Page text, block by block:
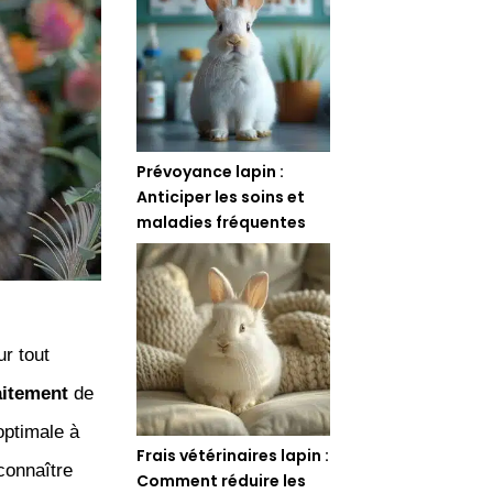
tout
de
à
Prévoyance lapin :
Anticiper les soins et
maladies fréquentes
Frais vétérinaires lapin :
Comment réduire les